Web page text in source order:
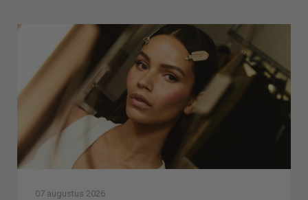
07 augustus 2026